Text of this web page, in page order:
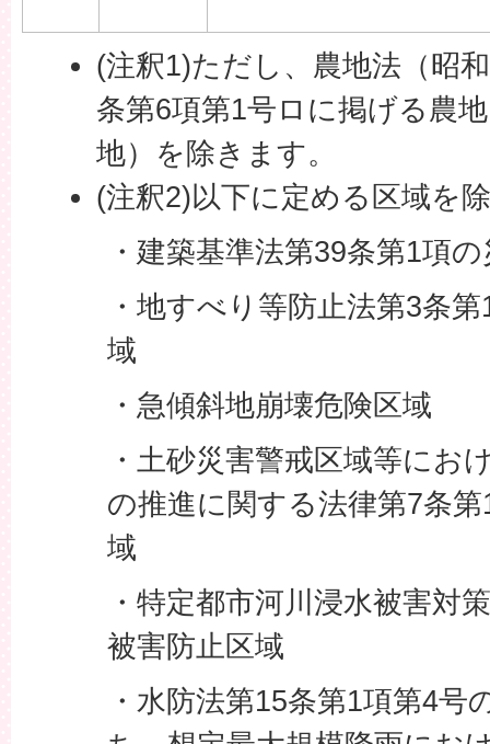
(注釈1)ただし、農地法（昭
条第6項第1号ロに掲げる農
地）を除きます。
(注釈2)以下に定める区域を
・建築基準法第39条第1項
・地すべり等防止法第3条
域
・急傾斜地崩壊危険区域
・土砂災害警戒区域等にお
の推進に関する法律第7条
域
・特定都市河川浸水被害対
被害防止区域
・水防法第15条第1項第4号